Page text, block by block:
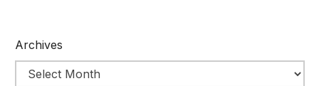
Archives